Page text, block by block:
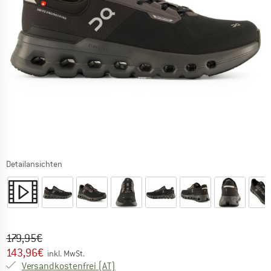
Detailansichten
Ursprünglicher Preis :
179,95€
Preis:
143,96€ inkl. MwSt.
Versandkostenfrei (AT)